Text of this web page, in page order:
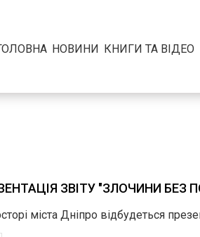
НОВИНИ КНИГИ ТА ВІДЕО
ЗВІТУ "ЗЛОЧИНИ
міста Дніпро відбудеться